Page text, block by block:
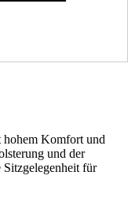
hohem Komfort und
und der
Sitzgelegenheit für